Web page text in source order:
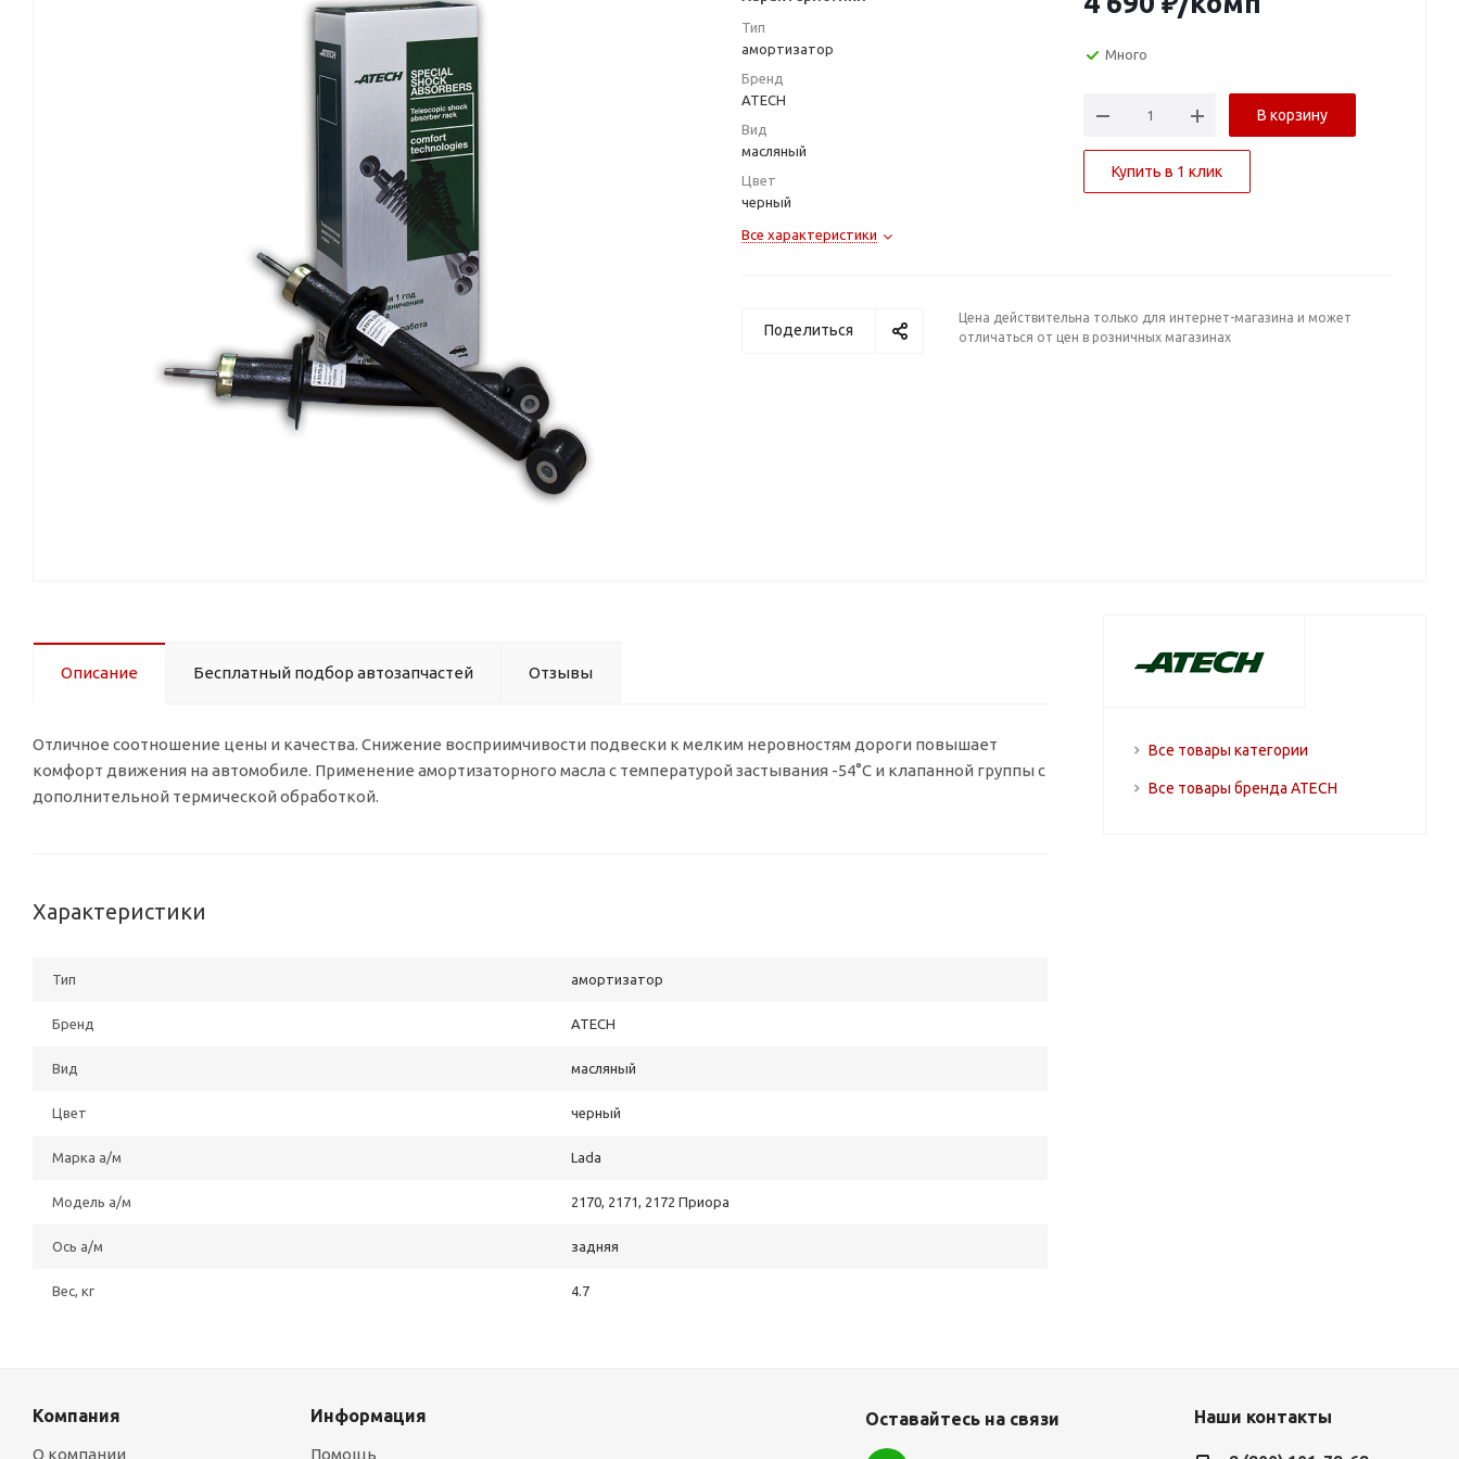
Тип
амортизатор
Бренд
ATECH
Вид
масляный
Цвет
черный
Все характеристики
Много
В корзину
Купить в 1 клик
Поделиться
Цена действительна только для интернет-магазина и может
отличаться от цен в розничных магазинах
Описание Бесплатный подбор автозапчастей Отзывы
Отличное соотношение цены и качества. Снижение восприимчивости подвески к мелким неровностям дороги повышает
комфорт движения на автомобиле. Применение амортизаторного масла с температурой застывания -54°C и клапанной группы с
дополнительной термической обработкой.
Характеристики
Тип амортизатор
Бренд ATECH
Вид масляный
Цвет черный
Марка а/м Lada
Модель а/м 2170, 2171, 2172 Приора
Ось а/м задняя
Вес, кг 4.7
Все товары категории
Все товары бренда ATECH
Компания
О компании
Информация
Помощь
Оставайтесь на связи Наши контакты